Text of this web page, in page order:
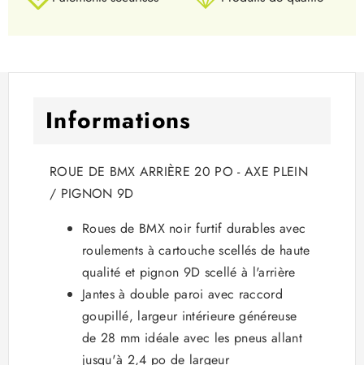
Informations
ROUE DE BMX ARRIÈRE 20 PO - AXE PLEIN
/ PIGNON 9D
Roues de BMX noir furtif durables avec
roulements à cartouche scellés de haute
qualité et pignon 9D scellé à l'arrière
Jantes à double paroi avec raccord
goupillé, largeur intérieure généreuse
de 28 mm idéale avec les pneus allant
jusqu'à 2,4 po de largeur